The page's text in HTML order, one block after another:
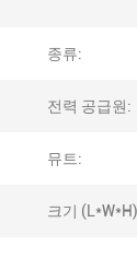
종류:
전력 공급원:
뮤트:
크기